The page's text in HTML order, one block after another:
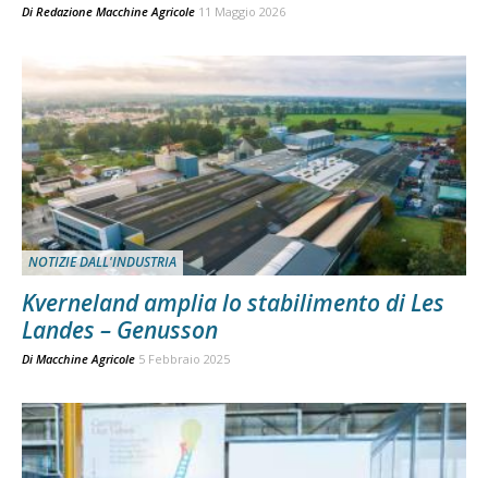
Di Redazione Macchine Agricole 11 Maggio 2026
NOTIZIE DALL'INDUSTRIA
Kverneland amplia lo stabilimento di Les
Landes – Genusson
Di Macchine Agricole 5 Febbraio 2025